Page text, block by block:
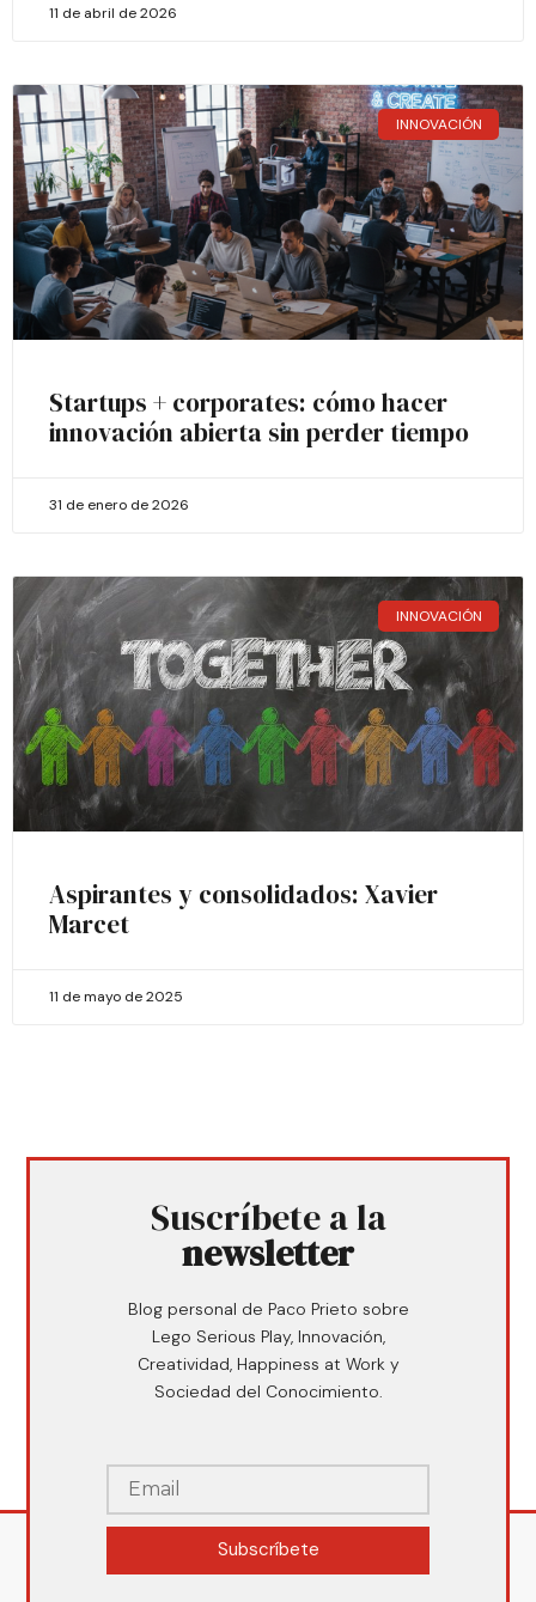
11 de abril de 2026
INNOVACIÓN
Startups + corporates: cómo hacer
innovación abierta sin perder tiempo
31 de enero de 2026
INNOVACIÓN
Aspirantes y consolidados: Xavier
Marcet
11 de mayo de 2025
Suscríbete a la
newsletter
Blog personal de Paco Prieto sobre
Lego Serious Play, Innovación,
Creatividad, Happiness at Work y
Sociedad del Conocimiento.
Subscríbete